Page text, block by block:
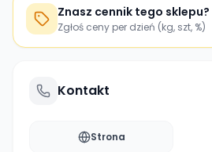
Znasz cennik tego sklepu?
Zgłoś ceny per dzień (kg, szt, %)
Kontakt
Strona